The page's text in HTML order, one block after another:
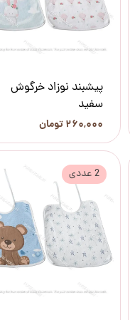
پیشبند نوزاد خرگوش
سفید
۲۶۰,۰۰۰ تومان
2 عددی